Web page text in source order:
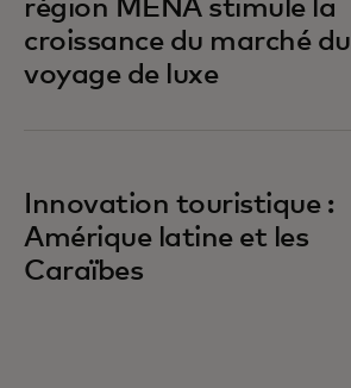
région MENA stimule la
croissance du marché du
voyage de luxe
Innovation touristique :
Amérique latine et les
Caraïbes
s’ouvre dans un nouvel onglet